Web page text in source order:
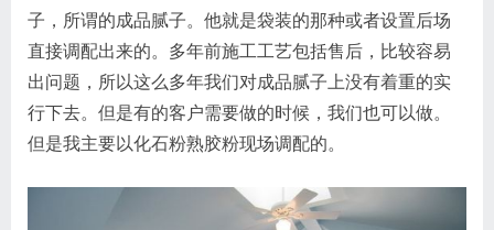
子，所谓的成品腻子。他就是袋装的那种或者设置后场
直接调配出来的。多年前施工工艺包括售后，比较容易
出问题，所以这么多年我们对成品腻子上没有着重的实
行下去。但是有的客户需要做的时候，我们也可以做。
但是我主要以化石粉熟胶粉现场调配的。